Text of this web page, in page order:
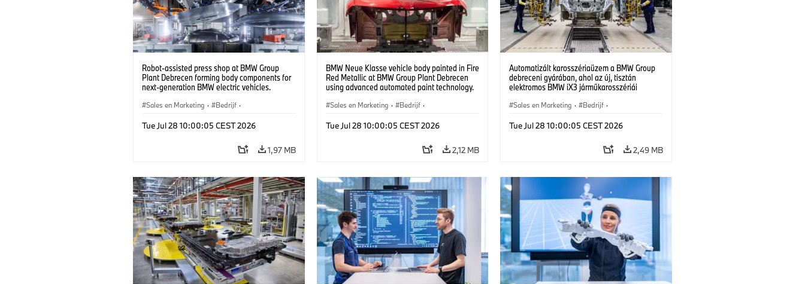
Robot-assisted press shop at BMW Group
Plant Debrecen forming body components for
next-generation BMW electric vehicles.
Sales en Marketing · Bedrijf ·
Tue Jul 28 10:00:05 CEST 2026
1,97 MB
BMW Neue Klasse vehicle body painted in Fire
Red Metallic at BMW Group Plant Debrecen
using advanced automated paint technology.
Sales en Marketing · Bedrijf ·
Tue Jul 28 10:00:05 CEST 2026
2,12 MB
Automatizált karosszériaüzem a BMW Group
debreceni gyárában, ahol az új, tisztán
elektromos BMW iX3 járműkarosszériái
Sales en Marketing · Bedrijf ·
Tue Jul 28 10:00:05 CEST 2026
2,49 MB